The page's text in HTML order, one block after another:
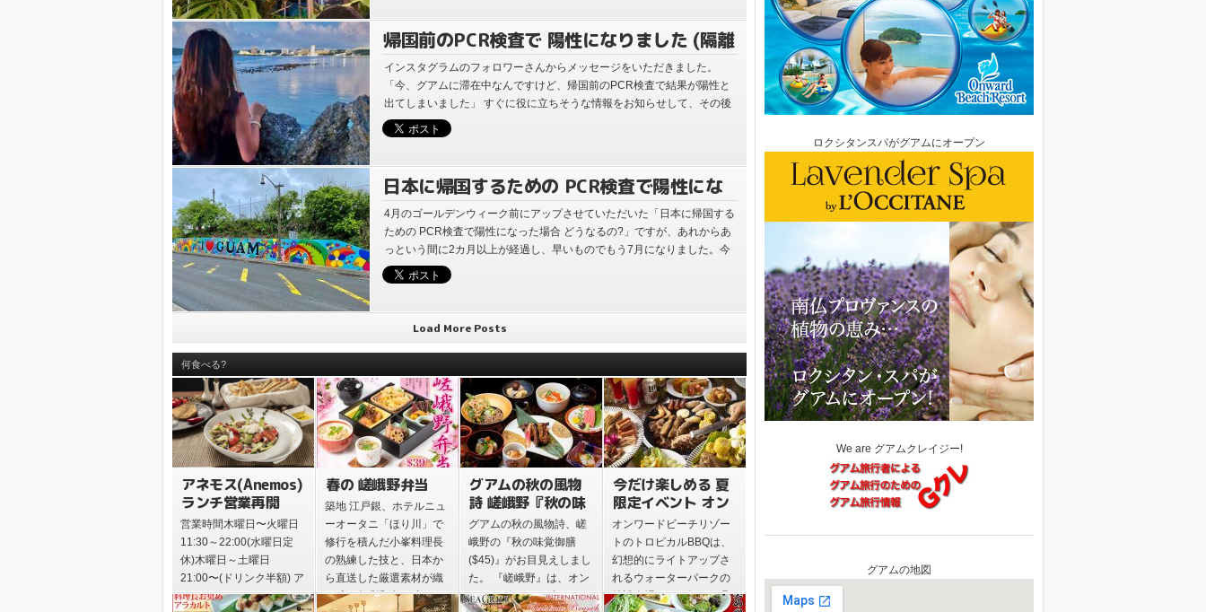
帰国前のPCR検査で 陽性になりました (隔離
延泊編)
インスタグラムのフォロワーさんからメッセージをいただきました。
「今、グアムに滞在中なんですけど、帰国前のPCR検査で結果が陽性と
出てしまいました」 すぐに役に立ちそうな情報をお知らせして、その後
の経過を待ちました。 次…
日本に帰国するための PCR検査で陽性にな
った場合 どうなったか?
4月のゴールデンウィーク前にアップさせていただいた「日本に帰国する
ための PCR検査で陽性になった場合 どうなるの?」ですが、あれからあ
っという間に2カ月以上が経過し、早いものでもう7月になりました。今
年2022年もあっ…
Load More Posts
何食べる?
アネモス(Anemos)
ランチ営業再開
営業時間木曜日〜火曜日
11:30～22:00(水曜日定
休)木曜日～土曜日
21:00〜(ドリンク半額) ア
ネモスは、サンドキャッ
春の 嵯峨野弁当
築地 江戸銀、ホテルニュ
ーオータニ「ほり川」で
修行を積んだ小峯料理長
の熟練した技と、日本か
ら直送した厳選素材が織
り成す旬彩和食が味わえ
グアムの秋の風物
詩 嵯峨野『秋の味
覚御膳』
グアムの秋の風物詩、嵯
峨野の『秋の味覚御膳
($45)』がお目見えしまし
た。 『嵯峨野』は、オン
ワードビーチリゾートの
今だけ楽しめる 夏
限定イベント オン
ワードビーチリゾ
ート 『ポリネシア
ンディナーショ
ー』
オンワードビーチリゾー
トのトロピカルBBQは、
幻想的にライトアップさ
れるウォーターパークの
特設会場にて、好きな具
ロクシタンスパがグアムにオープン
We are グアムクレイジー!
グアムの地図